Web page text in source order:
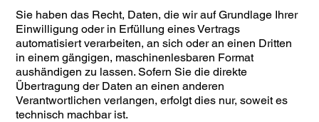
Sie haben das Recht, Daten, die wir auf Grundlage Ihrer
Einwilligung oder in Erfüllung eines Vertrags
automatisiert verarbeiten, an sich oder an einen Dritten
in einem gängigen, maschinenlesbaren Format
aushändigen zu lassen. Sofern Sie die direkte
Übertragung der Daten an einen anderen
Verantwortlichen verlangen, erfolgt dies nur, soweit es
technisch machbar ist.